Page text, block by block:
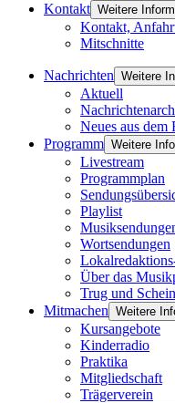
Kontakt Weitere
Kontakt,
Mitschnitte
Nachrichten Weitere
Aktuell
Neues aus dem
Programm Weitere
Livestream
Programmplan
Playlist
Wortsendungen
Über das
Trug und Schein
Mitmachen Weitere
Kursangebote
Kinderradio
Praktika
Mitgliedschaft
Trägerverein